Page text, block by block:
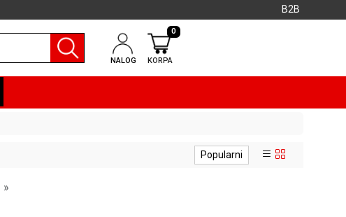
B2B
NALOG KORPA
0
Popularni
»